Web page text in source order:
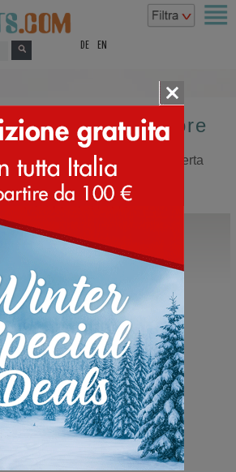
DE EN
misura 44 colore
misura 44 colore rosso in offerta
ai doposci
La Mondiale
Sibilla M
199,00 Euro